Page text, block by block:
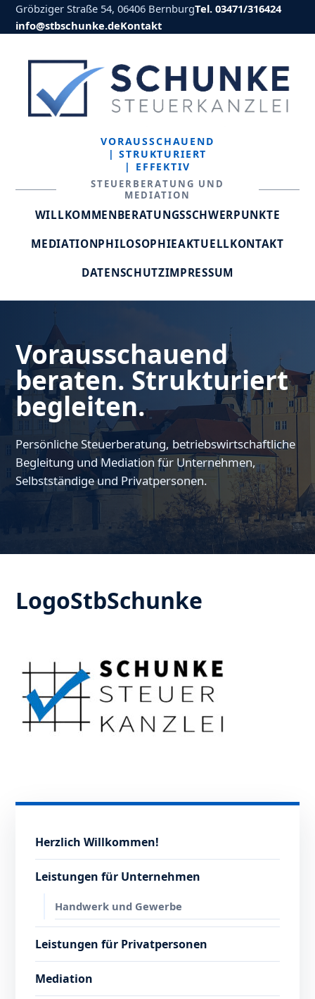
Gröbziger Straße 54, 06406 BernburgTel. 03471/316424
info@stbschunke.deKontakt
VORAUSSCHAUEND
| STRUKTURIERT
| EFFEKTIV
STEUERBERATUNG UND
MEDIATION
WILLKOMMENBERATUNGSSCHWERPUNKTE
MEDIATIONPHILOSOPHIEAKTUELLKONTAKT
DATENSCHUTZIMPRESSUM
Vorausschauend
beraten. Strukturiert
begleiten.
Persönliche Steuerberatung, betriebswirtschaftliche
Begleitung und Mediation für Unternehmen,
Selbstständige und Privatpersonen.
LogoStbSchunke
Herzlich Willkommen!
Leistungen für Unternehmen
Handwerk und Gewerbe
Leistungen für Privatpersonen
Mediation